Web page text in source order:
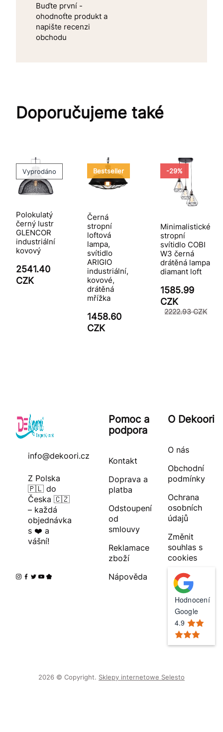
Buďte první -
ohodnoťte produkt a
napište recenzi
obchodu
Doporučujeme také
Vyprodáno
Polokulatý
černý lustr
GLENCOR
industriální
kovový
2541.40
CZK
Bestseller
Černá
stropní
loftová
lampa,
svítidlo
ARIGIO
industriální,
kovové,
drátěná
mřížka
1458.60
CZK
-29%
Minimalistické
stropní
svítidlo COBI
W3 černá
drátěná lampa
diamant loft
1585.99
CZK
2222.93 CZK
info@dekoori.cz
Z Polska
🇵🇱 do
Česka 🇨🇿
– každá
objednávka
s ❤️ a
vášní!
Pomoc a
podpora
Kontakt
Doprava a
platba
Odstoupení
od
smlouvy
Reklamace
zboží
Nápověda
O Dekoori
O nás
Obchodní
podmínky
Ochrana
osobních
údajů
Změnit
souhlas s
cookies
Hodnocení
Google
4.9
2026 © Copyright. Sklepy internetowe Selesto